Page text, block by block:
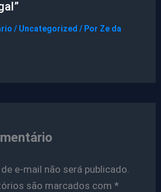
/ Uncategorized / Por Ze da
e-mail não será publicado.
são marcados com *